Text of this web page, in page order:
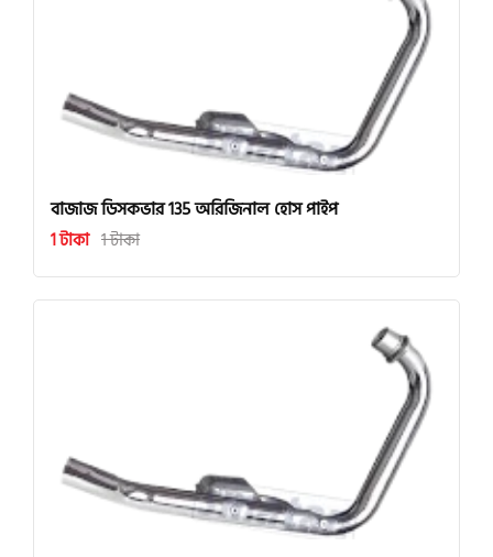
বাজাজ ডিসকভার 135 অরিজিনাল হোস পাইপ
1 টাকা 1 টাকা